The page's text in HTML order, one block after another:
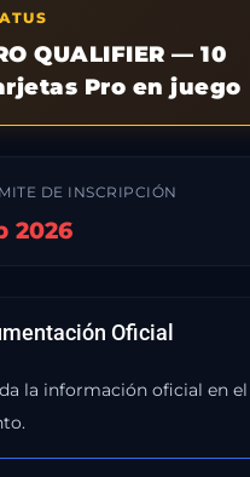
QUALIFIER — 10
Pro en juego
DE INSCRIPCIÓN
2026
Oficial
la información oficial en el